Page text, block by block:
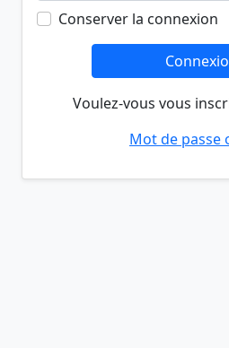
Conserver la connexion
Voulez-vous vous
Mot de passe